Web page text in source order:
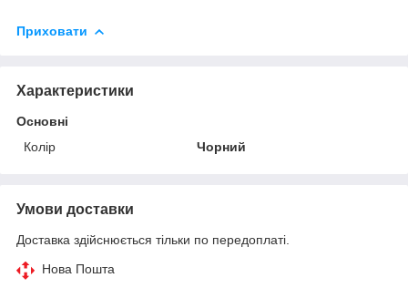
Приховати
Характеристики
Основні
Колір
Чорний
Умови доставки
Доставка здійснюється тільки по передоплаті.
Нова Пошта